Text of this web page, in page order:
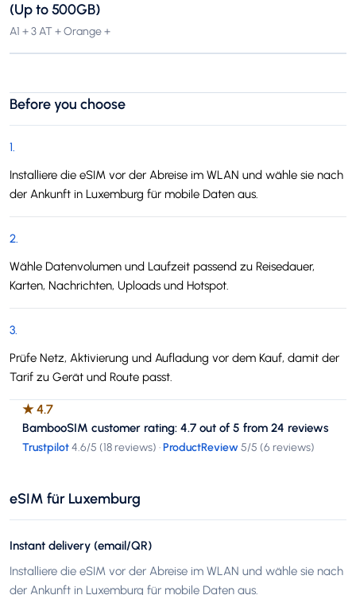
(Up to 500GB)
A1 + 3 AT + Orange +
Before you choose
1.
Installiere die eSIM vor der Abreise im WLAN und wähle sie nach
der Ankunft in Luxemburg für mobile Daten aus.
2.
Wähle Datenvolumen und Laufzeit passend zu Reisedauer,
Karten, Nachrichten, Uploads und Hotspot.
3.
Prüfe Netz, Aktivierung und Aufladung vor dem Kauf, damit der
Tarif zu Gerät und Route passt.
★4.7
BambooSIM customer rating: 4.7 out of 5 from 24 reviews
Trustpilot4.6/5 (18 reviews) ·ProductReview5/5 (6 reviews)
eSIM für Luxemburg
Instant delivery (email/QR)
Installiere die eSIM vor der Abreise im WLAN und wähle sie nach
der Ankunft in Luxemburg für mobile Daten aus.